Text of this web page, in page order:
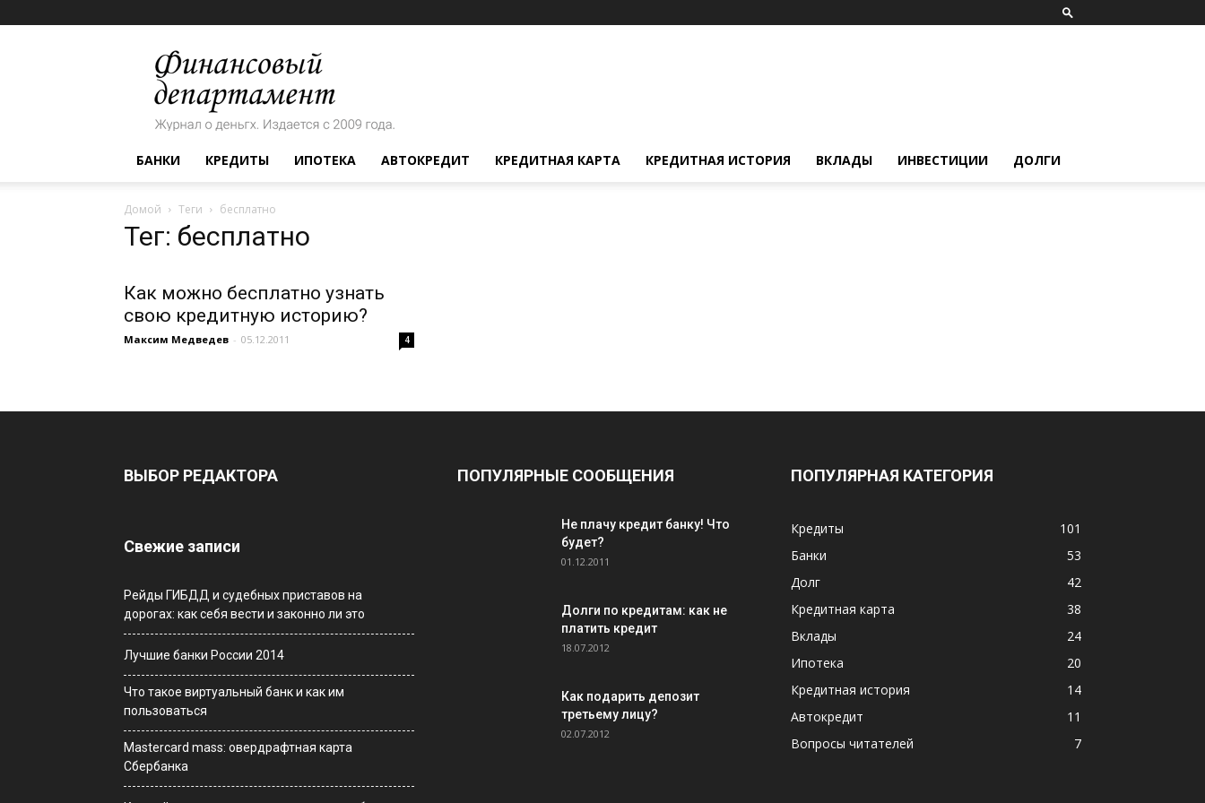
Финансовый
департамент
БАНКИ КРЕДИТЫ ИПОТЕКА АВТОКРЕДИТ КРЕДИТНАЯ КАРТА КРЕДИТНАЯ ИСТОРИЯ ВКЛАДЫ ИНВЕСТИЦИИ ДОЛГИ
Домой Теги бесплатно
Тег: бесплатно
Как можно бесплатно узнать
свою кредитную историю?
Максим Медведев - 05.12.2011 4
ВЫБОР РЕДАКТОРА
Свежие записи
Рейды ГИБДД и судебных приставов на
дорогах: как себя вести и законно ли это
Лучшие банки России 2014
Что такое виртуальный банк и как им
пользоваться
Мastercard mass: овердрафтная карта
Сбербанка
ПОПУЛЯРНЫЕ СООБЩЕНИЯ
Не плачу кредит банку! Что
будет?
01.12.2011
Долги по кредитам: как не
платить кредит
18.07.2012
Как подарить депозит
третьему лицу?
02.07.2012
ПОПУЛЯРНАЯ КАТЕГОРИЯ
Кредиты
101
Банки
53
Долг
42
Кредитная карта
38
Вклады
24
Ипотека
20
Кредитная история
14
Автокредит
11
Вопросы читателей
7